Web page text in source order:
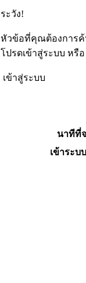
ระวัง!
หัวข้อที่คุณต้องการ
โปรดเข้าสู่ระบบ หรือ
เข้าสู่ระบบ
นาทีที่
เข้าระบ